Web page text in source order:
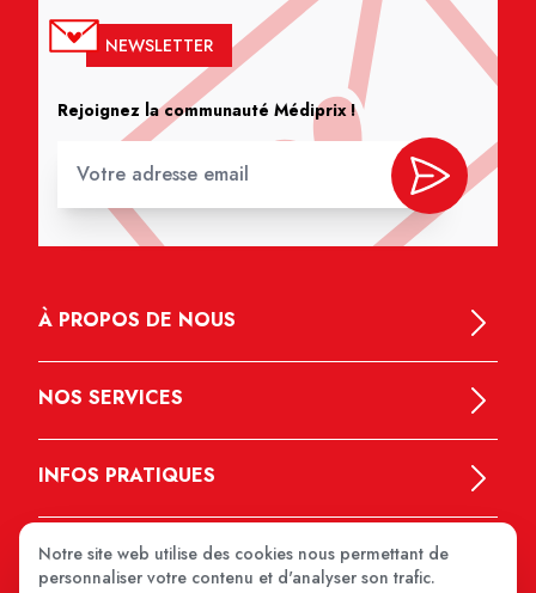
NEWSLETTER
Rejoignez la communauté Médiprix !
À PROPOS DE NOUS
NOS SERVICES
INFOS PRATIQUES
Notre site web utilise des cookies nous permettant de
personnaliser votre contenu et d'analyser son trafic.